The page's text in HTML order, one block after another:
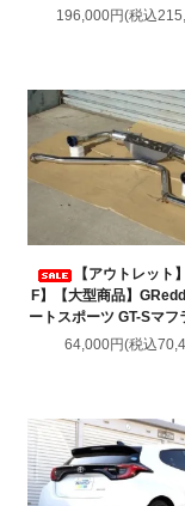
196,000円(税込
【アウトレット
F】【大型商品】
ートスポーツ GT-Sマフ
64,000円(税込